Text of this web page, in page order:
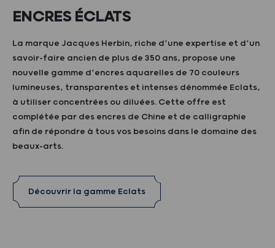
ENCRES ÉCLATS
La marque Jacques Herbin, riche d’une expertise et d’un
savoir-faire ancien de plus de 350 ans, propose une
nouvelle gamme d’encres aquarelles de 70 couleurs
lumineuses, transparentes et intenses dénommée Eclats,
à utiliser concentrées ou diluées. Cette offre est
complétée par des encres de Chine et de calligraphie
afin de répondre à tous vos besoins dans le domaine des
beaux-arts.
Découvrir la gamme Eclats